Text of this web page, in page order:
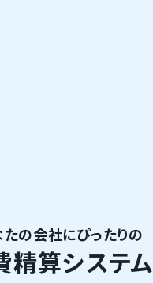
たの会社にぴったりの
精算システム